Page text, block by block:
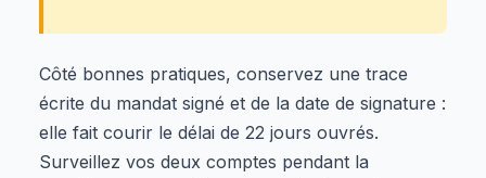
Côté bonnes pratiques, conservez une trace
écrite du mandat signé et de la date de signature :
elle fait courir le délai de 22 jours ouvrés.
Surveillez vos deux comptes pendant la